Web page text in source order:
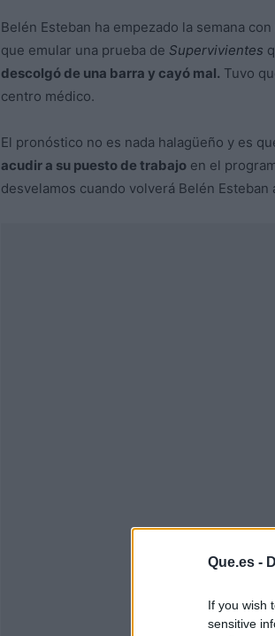
Que.es -
If you wish
sensitive
Belén Esteban ha empezado la semana
que emular una prueba de Supervivientes
descolgó de una barra y cayó mal. Tuvo
centro médico.
El pronóstico no es nada halagüeño y es
acudir a su puesto de trabajo en el
desvelamos cuando volverá Belén Esteban